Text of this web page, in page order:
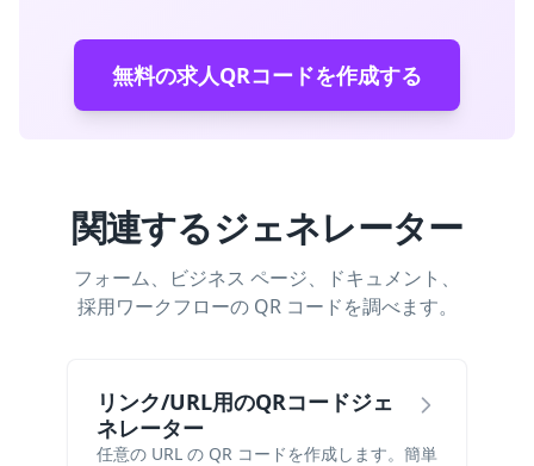
無料の求人QRコードを作成する
関連するジェネレーター
フォーム、ビジネス ページ、ドキュメント、
採用ワークフローの QR コードを調べます。
リンク/URL用のQRコードジェ
ネレーター
任意の URL の QR コードを作成します。簡単